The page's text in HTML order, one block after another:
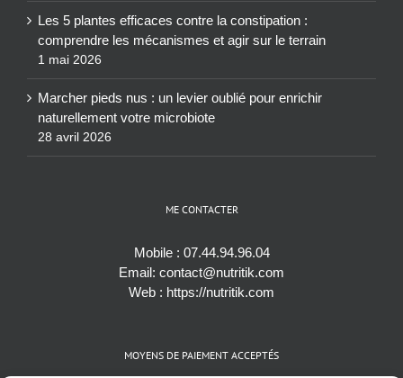
Les 5 plantes efficaces contre la constipation :
comprendre les mécanismes et agir sur le terrain
1 mai 2026
Marcher pieds nus : un levier oublié pour enrichir
naturellement votre microbiote
28 avril 2026
ME CONTACTER
Mobile : 07.44.94.96.04
Email: contact@nutritik.com
Web : https://nutritik.com
MOYENS DE PAIEMENT ACCEPTÉS